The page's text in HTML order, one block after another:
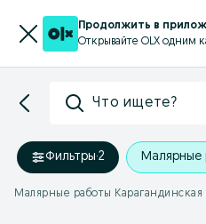
Продолжить в
Открывайте OLX одним
Что ищете?
Фильтры·2 Малярные
Малярные работы Карагандинская